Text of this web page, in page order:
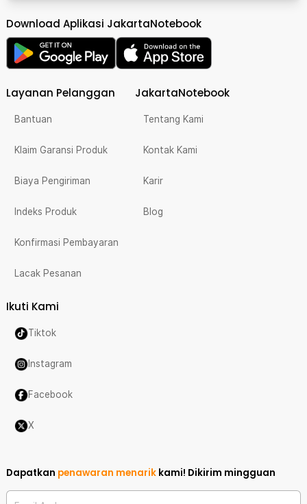
Download Aplikasi JakartaNotebook
Layanan Pelanggan
Bantuan
Klaim Garansi Produk
Biaya Pengiriman
Indeks Produk
Konfirmasi Pembayaran
Lacak Pesanan
JakartaNotebook
Tentang Kami
Kontak Kami
Karir
Blog
Ikuti Kami
Tiktok
Instagram
Facebook
X
Dapatkan penawaran menarik kami! Dikirim mingguan